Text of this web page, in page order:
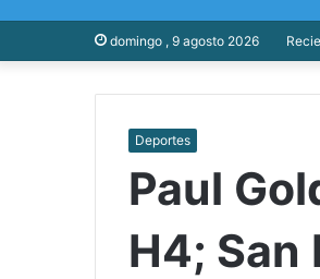
domingo , 9 agosto 2026
Deportes
Paul
H4; San